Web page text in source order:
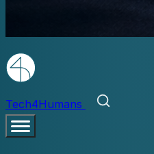
Tech4Humans